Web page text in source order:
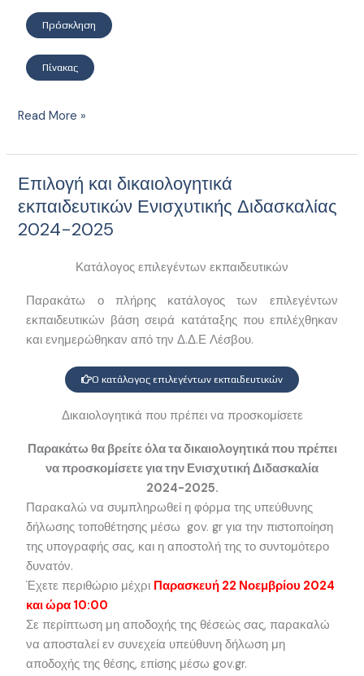
Πρόσκληση
Πίνακας
Ενισχυτική
Διδασκαλία
Ειδικών
Μαθημάτων
το
2024-
2025
Read More »
Επιλογή και δικαιολογητικά
εκπαιδευτικών Ενισχυτικής Διδασκαλίας
2024-2025
Κατάλογος επιλεγέντων εκπαιδευτικών
Παρακάτω ο πλήρης κατάλογος των επιλεγέντων
εκπαιδευτικών βάση σειρά κατάταξης που επιλέχθηκαν
και ενημερώθηκαν από την Δ.Δ.Ε Λέσβου.
Ο κατάλογος επιλεγέντων εκπαιδευτικών
Δικαιολογητικά που πρέπει να προσκομίσετε
Παρακάτω θα βρείτε όλα τα δικαιολογητικά που πρέπει
να προσκομίσετε για την Ενισχυτική Διδασκαλία
2024-2025.
Παρακαλώ να συμπληρωθεί η φόρμα της υπεύθυνης
δήλωσης τοποθέτησης μέσω gov. gr για την πιστοποίηση
της υπογραφής σας, και η αποστολή της το συντομότερο
δυνατόν.
Έχετε περιθώριο μέχρι Παρασκευή 22 Νοεμβρίου 2024
και ώρα 10:00
Σε περίπτωση μη αποδοχής της θέσεώς σας, παρακαλώ
να αποσταλεί εν συνεχεία υπεύθυνη δήλωση μη
αποδοχής της θέσης, επίσης μέσω gov.gr.
Επιλογή
και
δικαιολογητικά
εκπαιδευτικών
Ενισχυτικής
2024-
2025